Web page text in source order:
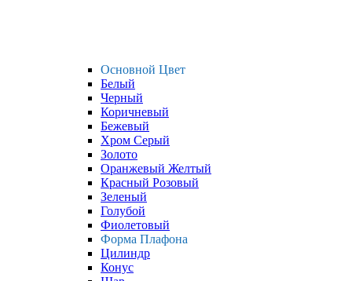
Основной Цвет
Белый
Черный
Коричневый
Бежевый
Хром Серый
Золото
Оранжевый Желтый
Красный Розовый
Зеленый
Голубой
Фиолетовый
Форма Плафона
Цилиндр
Конус